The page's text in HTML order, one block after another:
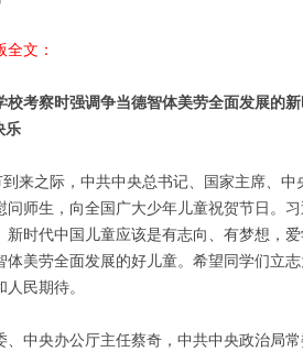
文：
校考察时强调争当德智体美劳全面发展的
乐
到来之际，中共中央总书记、国家主席、
师生，向全国广大少年儿童祝贺节日。
新时代中国儿童应该是有志向、有梦想，
体美劳全面发展的好儿童。希望同学们立
民期待。
中央办公厅主任蔡奇，中共中央政治局